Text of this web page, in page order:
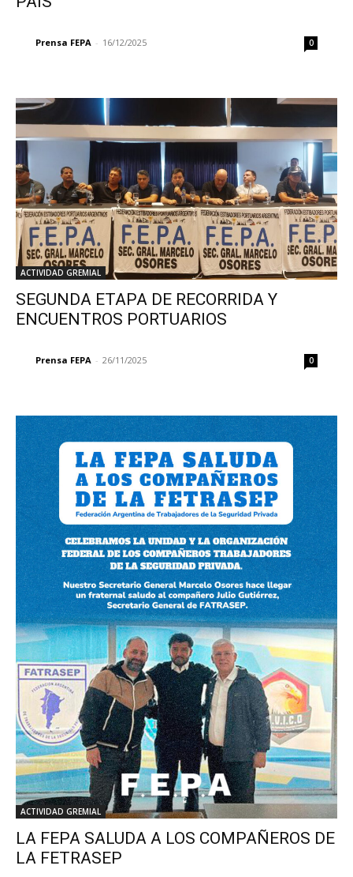
Prensa FEPA - 16/12/2025 0
ACTIVIDAD GREMIAL
SEGUNDA ETAPA DE RECORRIDA Y
ENCUENTROS PORTUARIOS
Prensa FEPA - 26/11/2025 0
ACTIVIDAD GREMIAL
LA FEPA SALUDA A LOS COMPAÑEROS DE
LA FETRASEP